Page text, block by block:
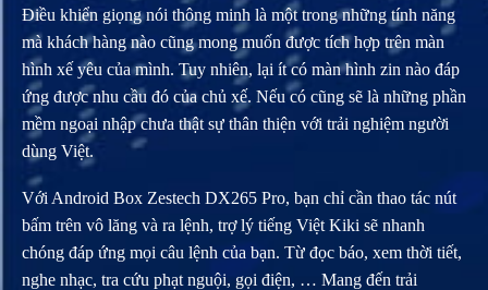
Điều khiển giọng nói thông minh là một trong những tính năng
mà khách hàng nào cũng mong muốn được tích hợp trên màn
hình xế yêu của mình. Tuy nhiên, lại ít có màn hình zin nào đáp
ứng được nhu cầu đó của chủ xế. Nếu có cũng sẽ là những phần
mềm ngoại nhập chưa thật sự thân thiện với trải nghiệm người
dùng Việt.
Với Android Box Zestech DX265 Pro, bạn chỉ cần thao tác nút
bấm trên vô lăng và ra lệnh, trợ lý tiếng Việt Kiki sẽ nhanh
chóng đáp ứng mọi câu lệnh của bạn. Từ đọc báo, xem thời tiết,
nghe nhạc, tra cứu phạt nguội, gọi điện, … Mang đến trải